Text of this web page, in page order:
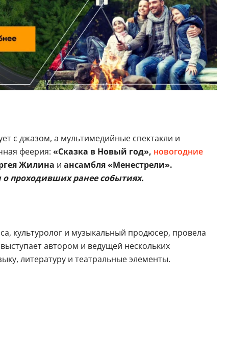
с джазом, а мультимедийные спектакли и
феерия: «Сказка в Новый год», новогодние
Жилина и ансамбля «Менестрели».
проходивших ранее событиях.
культуролог и музыкальный продюсер, провела
автором и ведущей нескольких
литературу и театральные элементы.